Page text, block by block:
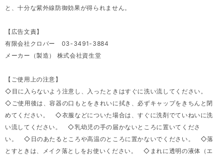
と、十分な紫外線防御効果が得られません。
【広告文責】
有限会社クロバー 03-3491-3884
メーカー（製造） 株式会社資生堂
【ご使用上の注意】
◇目に入らないよう注意し、入ったときはすぐに洗い流してください。
◇ご使用後は、容器の口もとをきれいに拭き、必ずキャップをきちんと閉
めてください。 ◇衣服などについた場合は、すぐに洗剤でていねいに洗
い流してください。 ◇乳幼児の手の届かないところに置いてくださ
い。 ◇日のあたるところや高温のところに置かないでください。 ◇落
とすときは、メイク落としをお使いください。 ◇まれに透明の液体（エ